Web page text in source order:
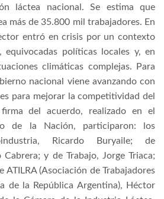
láctea nacional. Se estima que
más de 35.800 mil trabajadores. En
entró en crisis por un contexto
equivocadas políticas locales y, en
climáticas complejas. Para
nacional viene avanzando con
para mejorar la competitividad del
del acuerdo, realizado en el
de la Nación, participaron: los
Ricardo Buryaile; de
Cabrera; y de Trabajo, Jorge Triaca;
ATILRA (Asociación de Trabajadores
de la República Argentina), Héctor